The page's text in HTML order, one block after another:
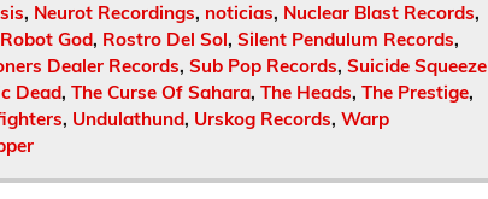
, Neurot Recordings, noticias, Nuclear Blast Records,
Robot God, Rostro Del Sol, Silent Pendulum Records,
Dealer Records, Sub Pop Records, Suicide Squeeze
Dead, The Curse Of Sahara, The Heads, The Prestige,
, Undulathund, Urskog Records, Warp